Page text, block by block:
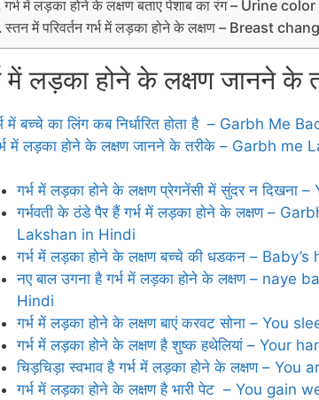
गर्भ में लड़का होने के लक्षण बताए पेशाब का रंग – Urine
स्‍तन में परिवर्तन गर्भ में लड़का होने के लक्षण – Breast
में लड़का होने के लक्षण जानने के
में बच्‍चे का लिंग कब निर्धा‍रित होता है – Garbh
में लड़का होने के लक्षण जानने के तरीके – Garbh
गर्भ में लड़का होने के लक्षण प्रेगनेंसी में सुंदर न
गर्भवती के ठंडे पैर हैं गर्भ में लड़का होने के लक्षण –
Lakshan in Hindi
गर्भ में लड़का होने के लक्षण बच्‍चे की धडकन –
नए बाल उगना है गर्भ में लड़का होने के लक्षण –
Hindi
गर्भ में लड़का होने के लक्षण बाएं करवट सोना – You
गर्भ में लड़का होने के लक्षण है शुष्‍क हथेलियां – Your
चिड़चिड़ा स्वभाव है गर्भ में लड़का होने के लक्षण –
गर्भ में लड़का होने के लक्षण है भारी पेट – You